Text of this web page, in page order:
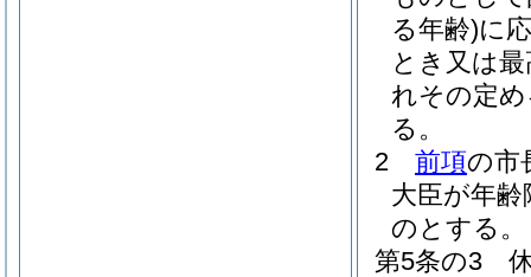
る年齢)に
とき又は
れその定
る。
2
前項の市
大臣が年
のとする。
第5条の3